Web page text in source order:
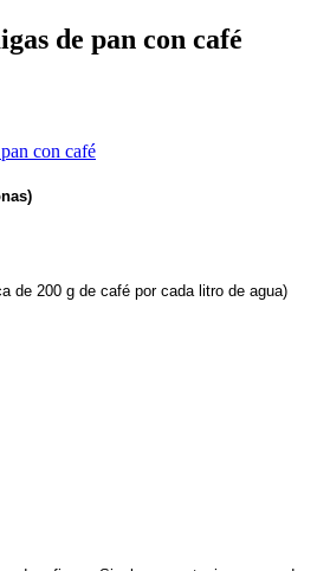
de pan con café
de 200 g de café por cada litro de agua)